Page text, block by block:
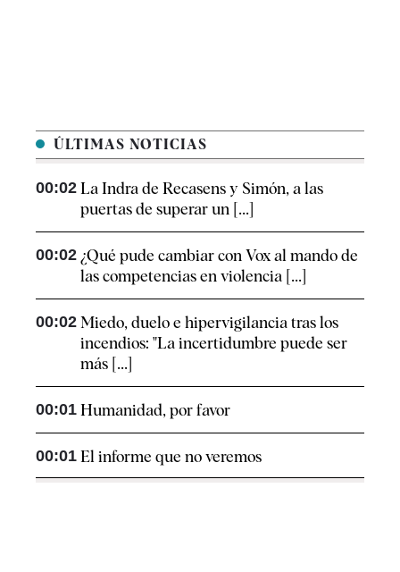
ÚLTIMAS NOTICIAS
00:02 La Indra de Recasens y Simón, a las
puertas de superar un [...]
00:02 ¿Qué pude cambiar con Vox al mando de
las competencias en violencia [...]
00:02 Miedo, duelo e hipervigilancia tras los
incendios: "La incertidumbre puede ser
más [...]
00:01 Humanidad, por favor
00:01 El informe que no veremos